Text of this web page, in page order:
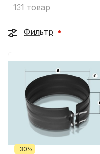
131 товар
Фильтр
-30%